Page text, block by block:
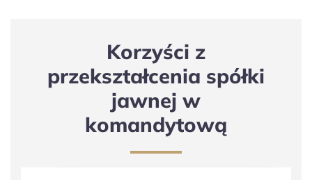
Korzyści z
przekształcenia spółki
jawnej w
komandytową